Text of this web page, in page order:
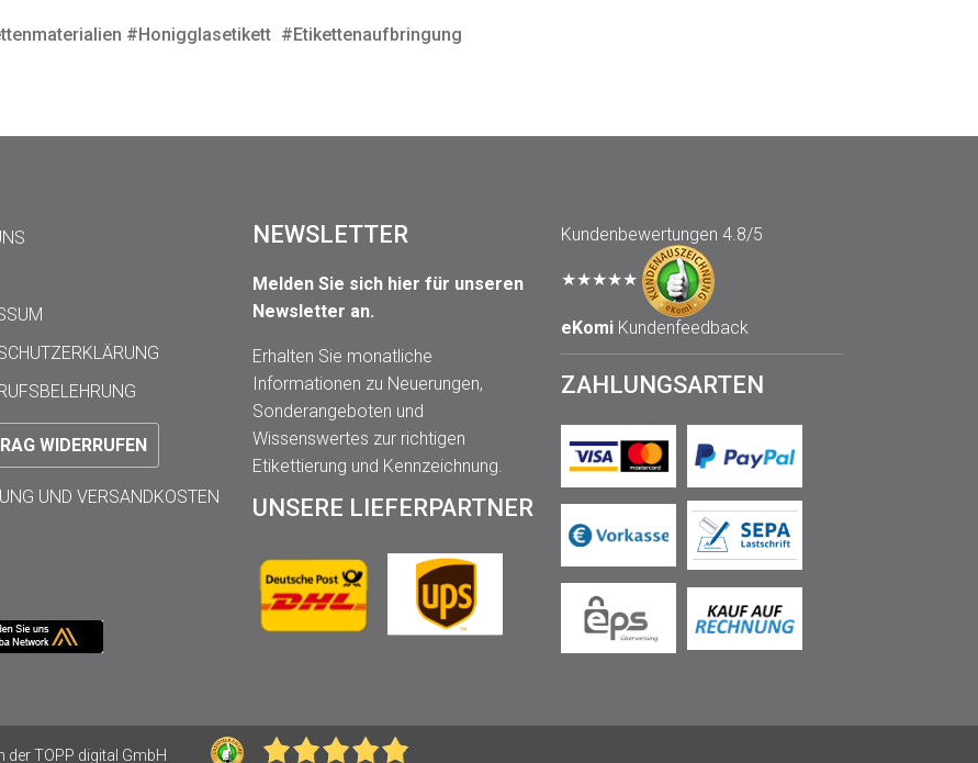
#Honigglasetikett #Etikettenaufbringung
WIDERRUFEN
UND VERSANDKOSTEN
NEWSLETTER
Melden Sie sich hier für unseren
Newsletter an.
Erhalten Sie monatliche
Informationen zu Neuerungen,
Sonderangeboten und
Wissenswertes zur richtigen
Etikettierung und Kennzeichnung.
UNSERE LIEFERPARTNER
Kundenbewertungen 4.8/5
★★★★★
eKomiKundenfeedback
ZAHLUNGSARTEN
der TOPP digital GmbH